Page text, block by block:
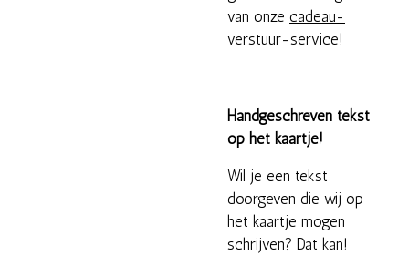
van onze cadeau-
verstuur-service!
Handgeschreven tekst
op het kaartje!
Wil je een tekst
doorgeven die wij op
het kaartje mogen
schrijven? Dat kan!